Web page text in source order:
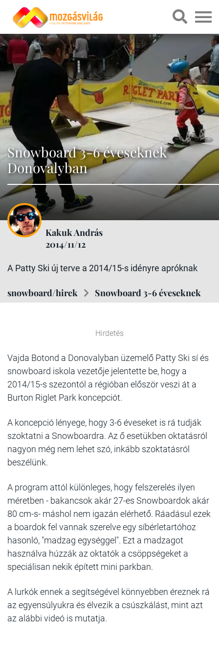
Snowboard 3-6 éveseknek
Donovalyban
Kakuk András
2014/11/12
A Patty Ski új terve a 2014/15-s idényre apróknak
snowboard/hirek Snowboard 3-6 éveseknek
Hirdetés
Vajda Botond a Donovalyban üzemelő Patty Ski sí és
snowboard iskola vezetője jelentette be, hogy a
2014/15-s szezontól a régióban először veszi át a
Burton Riglet Park koncepciót.
A koncepció lényege, hogy 3-6 éveseket is rá tudják
szoktatni a Snowboardra. Az ő esetükben oktatásról
nagyon még nem lehet szó, inkább szoktatásról
beszélünk.
A program attól különleges, hogy felszerelés ilyen
méretben - bakancsok akár 27-es Snowboardok akár
80 cm-s- máshol nem igazán elérhető. Ráadásul ezek
a boardok fel vannak szerelve egy síbérletartóhoz
hasonló, "madzag egységgel". Ezt a madzagot
használva húzzák az oktatók a csöppségeket a
speciálisan nekik épített mini parkban.
A lurkók ennek a segítségével könnyebben éreznek rá
az egyensúlyukra és élvezik a csúszkálást, mint azt
az alábbi videó is mutatja.